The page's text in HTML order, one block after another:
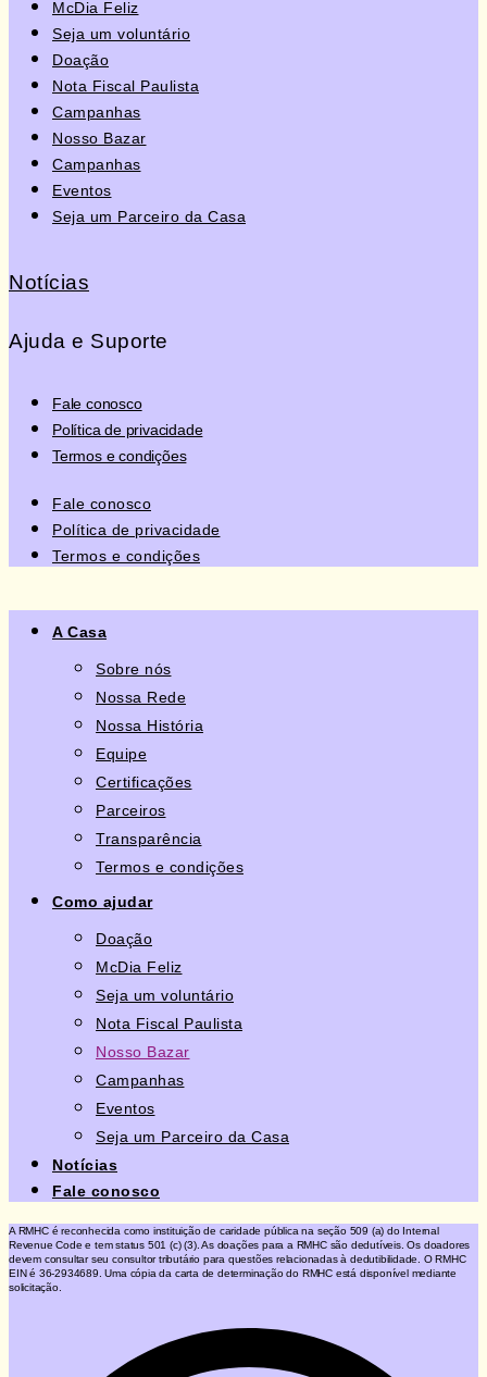
McDia Feliz
Seja um voluntário
Doação
Nota Fiscal Paulista
Campanhas
Nosso Bazar
Campanhas
Eventos
Seja um Parceiro da Casa
Notícias
Ajuda e Suporte
Fale conosco
Política de privacidade
Termos e condições
Fale conosco
Política de privacidade
Termos e condições
A Casa
Sobre nós
Nossa Rede
Nossa História
Equipe
Certificações
Parceiros
Transparência
Termos e condições
Como ajudar
Doação
McDia Feliz
Seja um voluntário
Nota Fiscal Paulista
Nosso Bazar
Campanhas
Eventos
Seja um Parceiro da Casa
Notícias
Fale conosco
A RMHC é reconhecida como instituição de caridade pública na seção 509 (a) do Internal
Revenue Code e tem status 501 (c) (3). As doações para a RMHC são dedutíveis. Os doadores
devem consultar seu consultor tributário para questões relacionadas à dedutibilidade. O RMHC
EIN é 36-2934689. Uma cópia da carta de determinação do RMHC está disponível mediante
solicitação.